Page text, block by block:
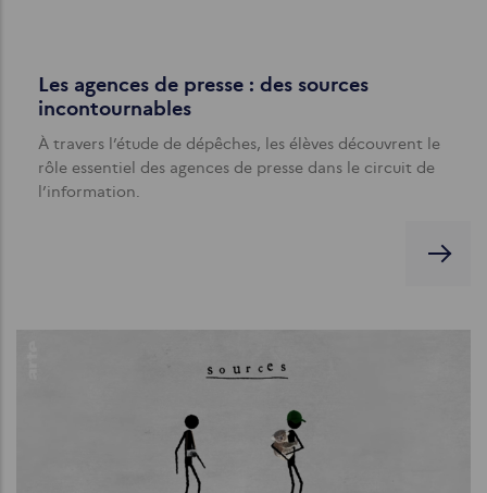
Les agences de presse : des sources
incontournables
À travers l’étude de dépêches, les élèves découvrent le
rôle essentiel des agences de presse dans le circuit de
l’information.